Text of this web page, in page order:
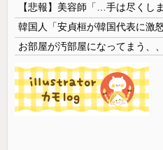
【悲報】美容師「…手は尽く
お部屋が汚部屋になってまう、、